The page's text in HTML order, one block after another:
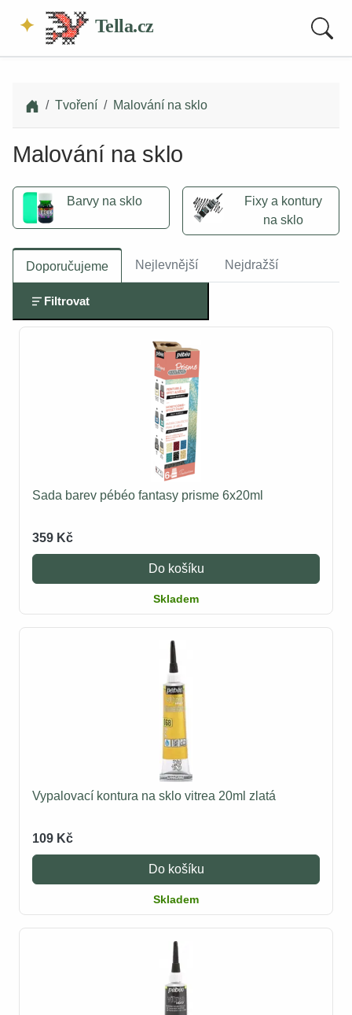
Tella.cz
Tvoření Malování na sklo
Malování na sklo
Barvy na sklo
Fixy a kontury
na sklo
Doporučujeme Nejlevnější Nejdražší
Filtrovat
Sada barev pébéo fantasy prisme 6x20ml
359 Kč
Do košíku
Skladem
Vypalovací kontura na sklo vitrea 20ml zlatá
109 Kč
Do košíku
Skladem